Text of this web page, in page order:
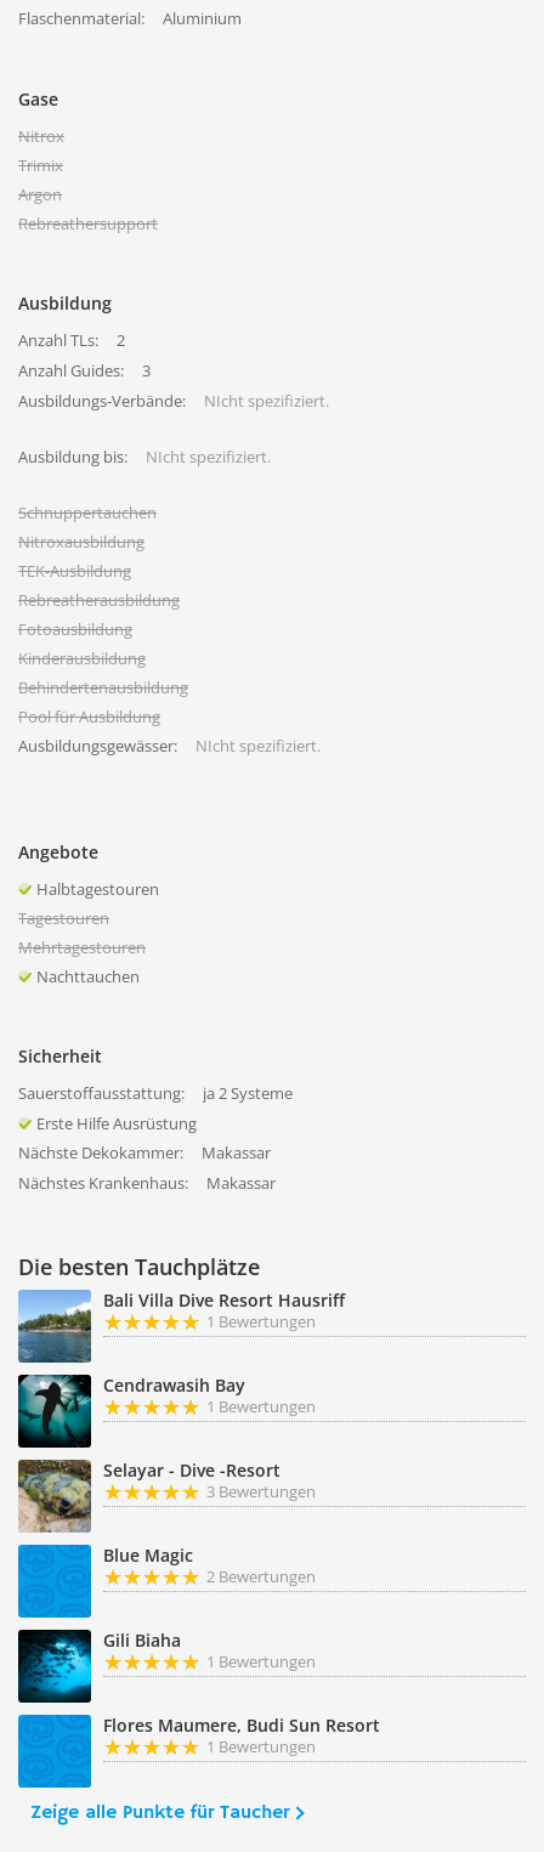
Flaschenmaterial:
Aluminium
Gase
Nitrox
Trimix
Argon
Rebreathersupport
Ausbildung
Anzahl TLs:
2
Anzahl Guides:
3
Ausbildungs-Verbände:
NIcht spezifiziert.
Ausbildung bis: NIcht spezifiziert.
Schnuppertauchen
Nitroxausbildung
TEK-Ausbildung
Rebreatherausbildung
Fotoausbildung
Kinderausbildung
Behindertenausbildung
Pool für Ausbildung
Ausbildungsgewässer:
NIcht spezifiziert.
Angebote
Halbtagestouren
Tagestouren
Mehrtagestouren
Nachttauchen
Sicherheit
Sauerstoffausstattung:
ja 2 Systeme
Erste Hilfe Ausrüstung
Nächste Dekokammer:
Makassar
Nächstes Krankenhaus:
Makassar
Die besten Tauchplätze
Bali Villa Dive Resort Hausriff
1 Bewertungen
Cendrawasih Bay
1 Bewertungen
Selayar - Dive -Resort
3 Bewertungen
Blue Magic
2 Bewertungen
Gili Biaha
1 Bewertungen
Flores Maumere, Budi Sun Resort
1 Bewertungen
Zeige alle Punkte für Taucher